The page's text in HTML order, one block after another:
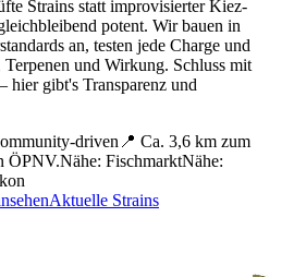
Strains statt improvisierter Kiez-
potent. Wir bauen in
an, testen jede Charge und
und Wirkung. Schluss mit
hier gibt's Transparenz und
driven 📍 Ca. 3,6 km zum
ÖPNV.Nähe: FischmarktNähe:
Aktuelle Strains